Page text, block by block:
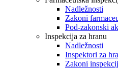
Nadležnosti
Zakoni
Pod-zakonski
Inspekcija za hranu
Nadležnosti
Inspektori za
Zakoni